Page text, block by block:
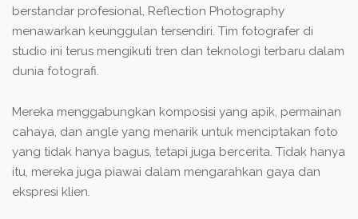
berstandar profesional, Reflection Photography
menawarkan keunggulan tersendiri. Tim fotografer di
studio ini terus mengikuti tren dan teknologi terbaru dalam
dunia fotografi.
Mereka menggabungkan komposisi yang apik, permainan
cahaya, dan angle yang menarik untuk menciptakan foto
yang tidak hanya bagus, tetapi juga bercerita. Tidak hanya
itu, mereka juga piawai dalam mengarahkan gaya dan
ekspresi klien.